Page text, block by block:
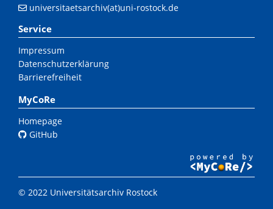
universitaetsarchiv(at)uni-rostock.de
Service
Impressum
Datenschutzerklärung
Barrierefreiheit
MyCoRe
Homepage
GitHub
© 2022 Universitätsarchiv Rostock